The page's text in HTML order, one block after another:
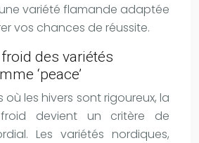
variété flamande adaptée
vos chances de réussite.
des variétés
‘peace’
où les hivers sont rigoureux, la
devient un critère de
Les variétés nordiques,